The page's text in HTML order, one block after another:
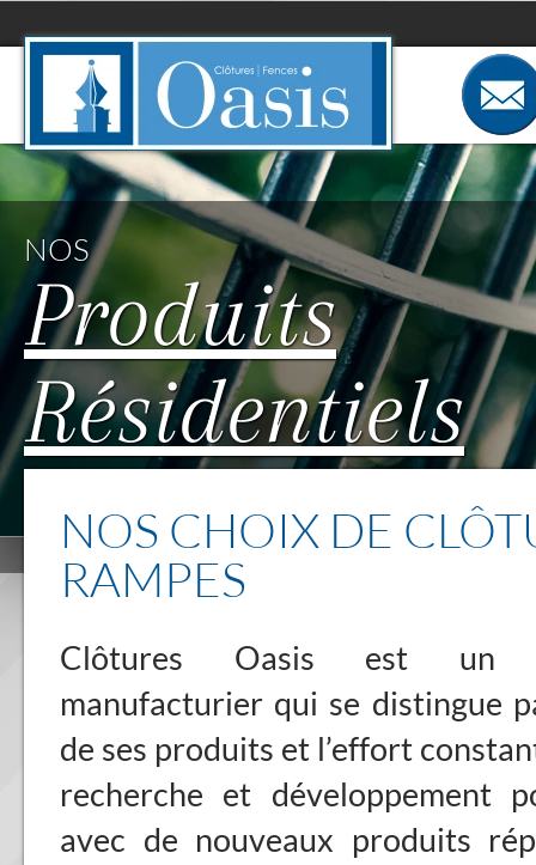
NOS
Produits
Résidentiels
NOS CHOIX DE
RAMPES
Clôtures Oasis est un
manufacturier qui se distingue
de ses produits et l’effort
recherche et développement
avec de nouveaux produits